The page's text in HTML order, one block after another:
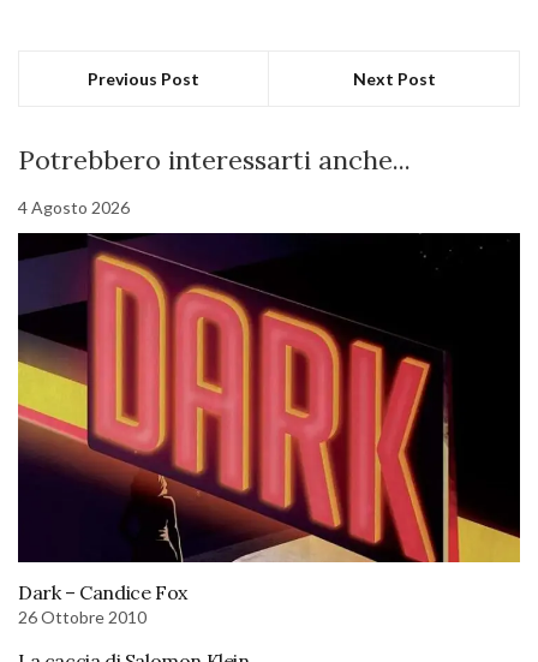
Previous Post Next Post
Potrebbero interessarti anche...
4 Agosto 2026
Dark – Candice Fox
26 Ottobre 2010